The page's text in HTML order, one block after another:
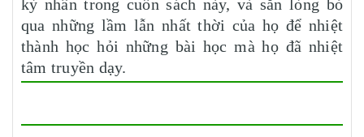
kỳ nhân trong cuốn sách này, và sẵn lòng bỏ
qua những lầm lẫn nhất thời của họ để nhiệt
thành học hỏi những bài học mà họ đã nhiệt
tâm truyền dạy.